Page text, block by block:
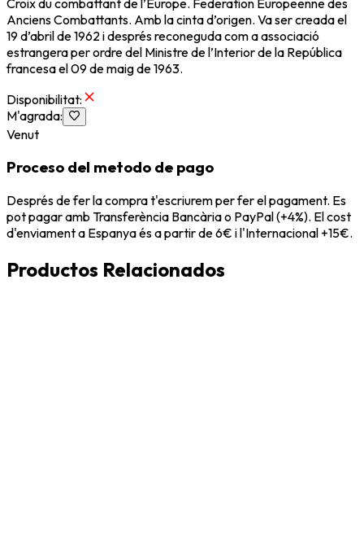
Croix du combattant de l’Europe. Federation Europeenne des
Anciens Combattants. Amb la cinta d’origen. Va ser creada el
19 d’abril de 1962 i després reconeguda com a associació
estrangera per ordre del Ministre de l’Interior de la República
francesa el 09 de maig de 1963.
Disponibilitat:
M'agrada:
Venut
Proceso del metodo de pago
Després de fer la compra t'escriurem per fer el pagament. Es
pot pagar amb Transferència Bancària o PayPal (+4%). El cost
d'enviament a Espanya és a partir de 6€ i l'Internacional +15€.
Productos Relacionados